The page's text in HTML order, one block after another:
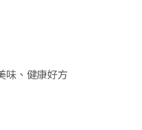
味、健康好方